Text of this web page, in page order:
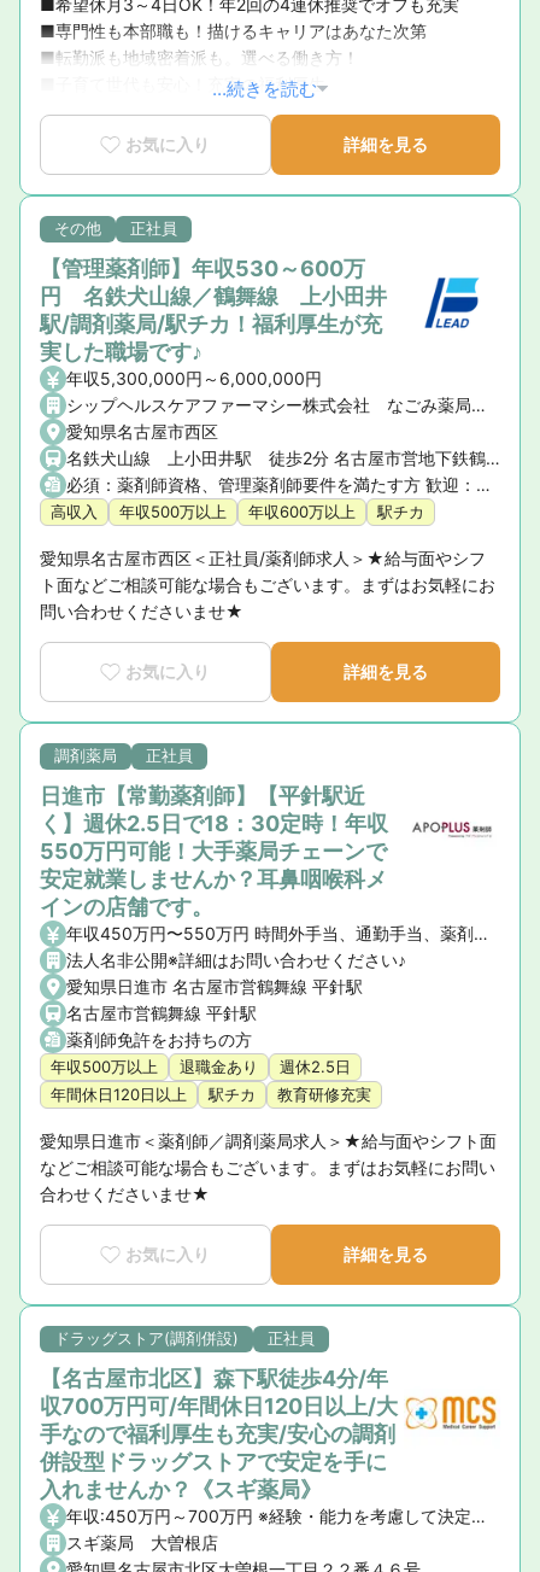
■希望休月3～4日OK！年2回の4連休推奨でオフも充実
■専門性も本部職も！描けるキャリアはあなた次第
■転勤派も地域密着派も。選べる働き方！
■子育て世代も安心！充実の福利厚生
...続きを読む
お気に入り 詳細を見る
その他 正社員
【管理薬剤師】年収530～600万
円 名鉄犬山線／鶴舞線 上小田井
駅/調剤薬局/駅チカ！福利厚生が充
実した職場です♪
年収5,300,000円～6,000,000円
シップヘルスケアファーマシー株式会社 なごみ薬局 小田井店
愛知県名古屋市西区
名鉄犬山線 上小田井駅 徒歩2分 名古屋市営地下鉄鶴舞線 上小田井駅 徒歩2分
必須：薬剤師資格、管理薬剤師要件を満たす方 歓迎：調剤薬局での勤務経験
高収入 年収500万以上 年収600万以上 駅チカ
愛知県名古屋市西区＜正社員/薬剤師求人＞★給与面やシフ
ト面などご相談可能な場合もございます。まずはお気軽にお
問い合わせくださいませ★
お気に入り 詳細を見る
調剤薬局 正社員
日進市【常勤薬剤師】【平針駅近
く】週休2.5日で18：30定時！年収
550万円可能！大手薬局チェーンで
安定就業しませんか？耳鼻咽喉科メ
インの店舗です。
年収450万円〜550万円 時間外手当、通勤手当、薬剤師手当、住宅手当（社宅含）、家族手当、皆勤手当
法人名非公開※詳細はお問い合わせください♪
愛知県日進市 名古屋市営鶴舞線 平針駅
名古屋市営鶴舞線 平針駅
薬剤師免許をお持ちの方
年収500万以上 退職金あり
週休2.5日
年間休日120日以上
駅チカ 教育研修充実
愛知県日進市＜薬剤師／調剤薬局求人＞★給与面やシフト面
などご相談可能な場合もございます。まずはお気軽にお問い
合わせくださいませ★
お気に入り 詳細を見る
ドラッグストア(調剤併設) 正社員
【名古屋市北区】森下駅徒歩4分/年
収700万円可/年間休日120日以上/大
手なので福利厚生も充実/安心の調剤
併設型ドラッグストアで安定を手に
入れませんか？《スギ薬局》
年収:450万円～700万円 ※経験・能力を考慮して決定いたします。 【昇給】年1回 【賞与】年2回(7月・12月)、業績賞与:年1回(業績連動型) 【諸手当】資格手当、時間外手当、通勤手当、子ども手当等
スギ薬局 大曽根店